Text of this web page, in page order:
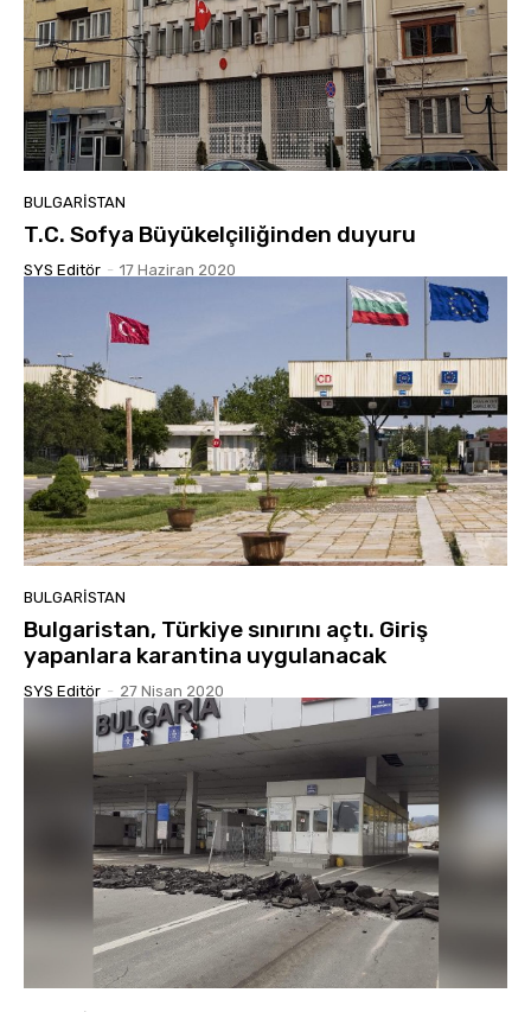
BULGARISTAN
T.C. Sofya Büyükelçiliğinden duyuru
SYS Editör - 17 Haziran 2020
BULGARISTAN
Bulgaristan, Türkiye sınırını açtı. Giriş
yapanlara karantina uygulanacak
SYS Editör - 27 Nisan 2020